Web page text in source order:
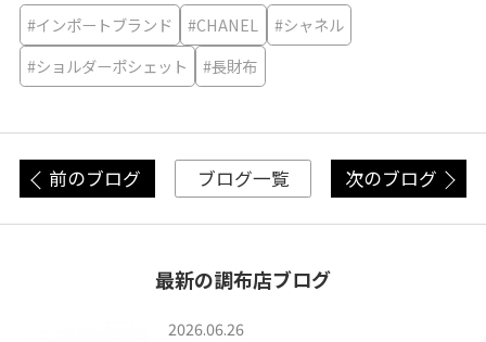
#インポートブランド #CHANEL
#シャネル
#ショルダーポシェット
#長財布
前のブログ ブログ一覧 次のブログ
最新の調布店ブログ
2026.06.26